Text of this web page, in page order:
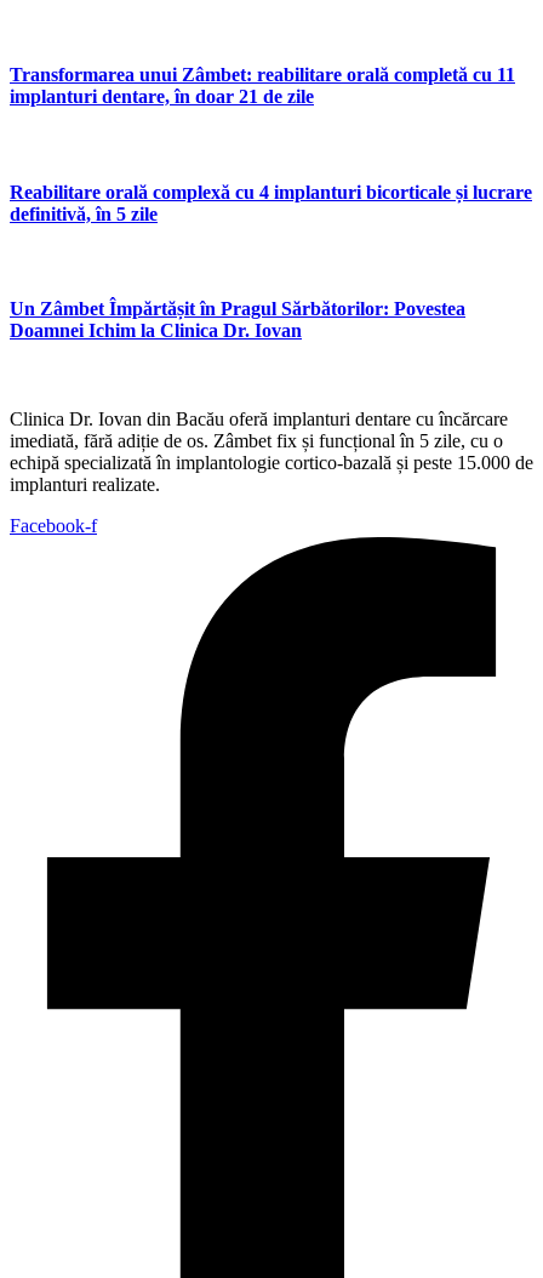
Transformarea unui Zâmbet: reabilitare orală completă cu 11
implanturi dentare, în doar 21 de zile
Reabilitare orală complexă cu 4 implanturi bicorticale și lucrare
definitivă, în 5 zile
Un Zâmbet Împărtășit în Pragul Sărbătorilor: Povestea
Doamnei Ichim la Clinica Dr. Iovan
Clinica Dr. Iovan din Bacău oferă implanturi dentare cu încărcare
imediată, fără adiție de os. Zâmbet fix și funcțional în 5 zile, cu o
echipă specializată în implantologie cortico-bazală și peste 15.000 de
implanturi realizate.
Facebook-f